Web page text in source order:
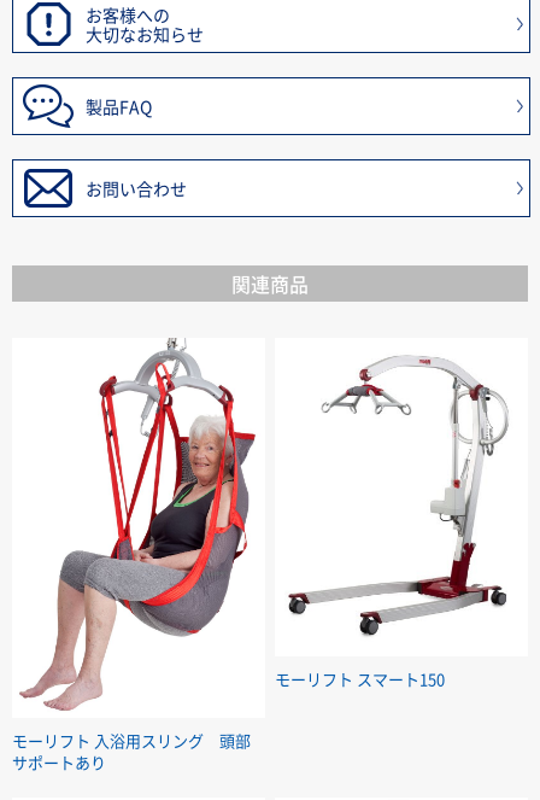
お客様への
大切なお知らせ
製品FAQ
お問い合わせ
関連商品
モーリフト 入浴用スリング 頭部
サポートあり
モーリフト スマート150